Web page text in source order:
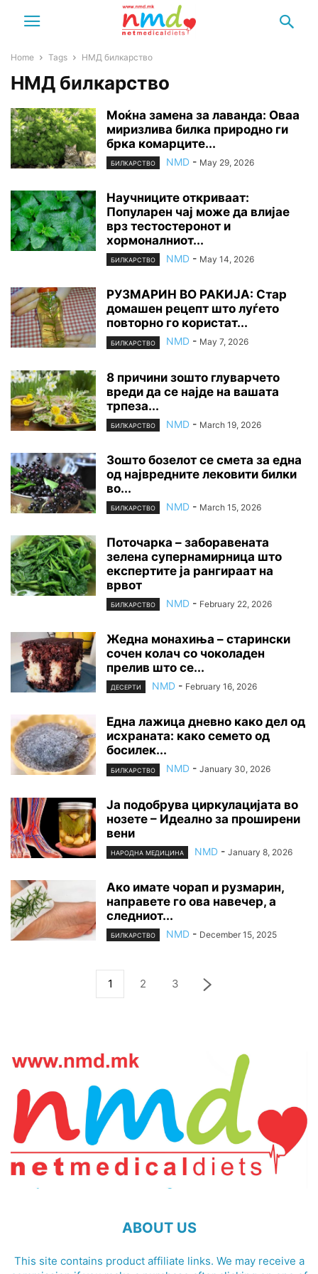
Home Tags НМД билкарство
НМД билкарство
Моќна замена за лаванда: Оваа
миризлива билка природно ги
брка комарците...
БИЛКАРСТВО NMD - May 29, 2026
Научниците откриваат:
Популарен чај може да влијае
врз тестостеронот и
хормоналниот...
БИЛКАРСТВО NMD - May 14, 2026
РУЗМАРИН ВО РАКИЈА: Стар
домашен рецепт што луѓето
повторно го користат...
БИЛКАРСТВО NMD - May 7, 2026
8 причини зошто глуварчето
вреди да се најде на вашата
трпеза...
БИЛКАРСТВО NMD - March 19, 2026
Зошто бозелот се смета за една
од највредните лековити билки
во...
БИЛКАРСТВО NMD - March 15, 2026
Поточарка – заборавената
зелена супернамирница што
експертите ја рангираат на
врвот
БИЛКАРСТВО NMD - February 22, 2026
Жедна монахиња – старински
сочен колач со чоколаден
прелив што се...
ДЕСЕРТИ NMD - February 16, 2026
Една лажица дневно како дел од
исхраната: како семето од
босилек...
БИЛКАРСТВО NMD - January 30, 2026
Ја подобрува циркулацијата во
нозете – Идеално за проширени
вени
НАРОДНА МЕДИЦИНА NMD - January 8, 2026
Ако имате чорап и рузмарин,
направете го ова навечер, а
следниот...
БИЛКАРСТВО NMD - December 15, 2025
1 2 3
ABOUT US
This site contains product affiliate links. We may receive a